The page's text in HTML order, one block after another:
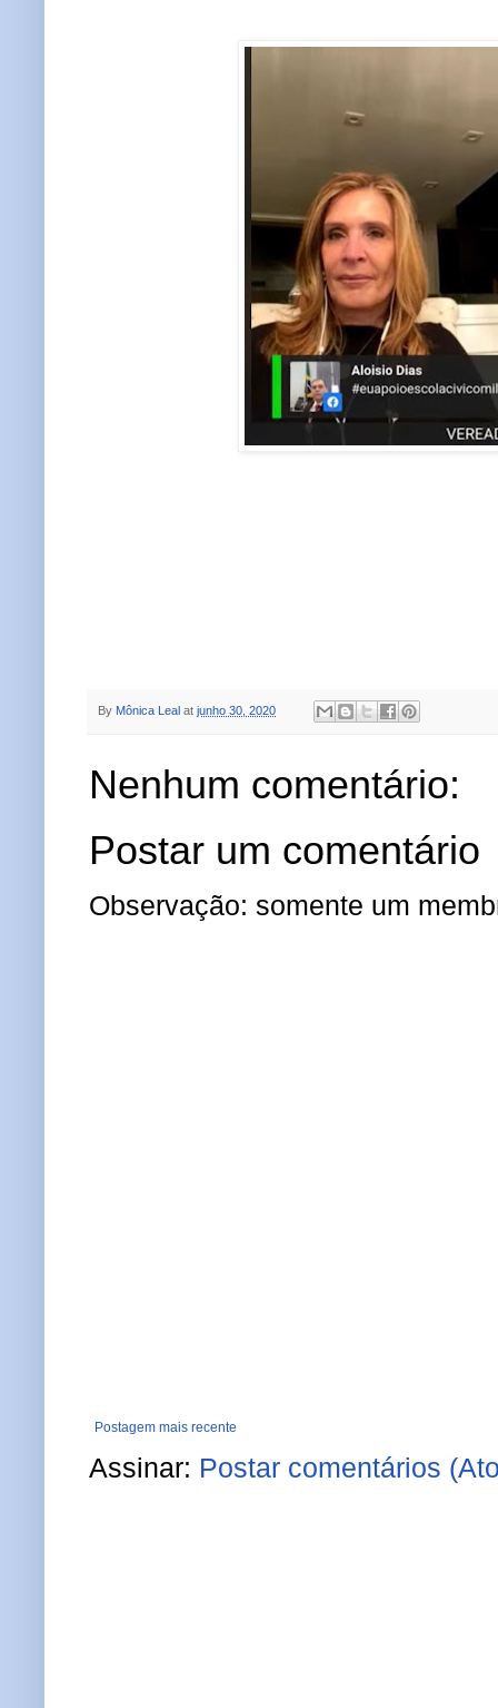
By Mônica Leal at junho 30, 2020
Nenhum comentário:
Postar um comentário
Observação: somente um
Postagem mais recente
Assinar: Postar comentários